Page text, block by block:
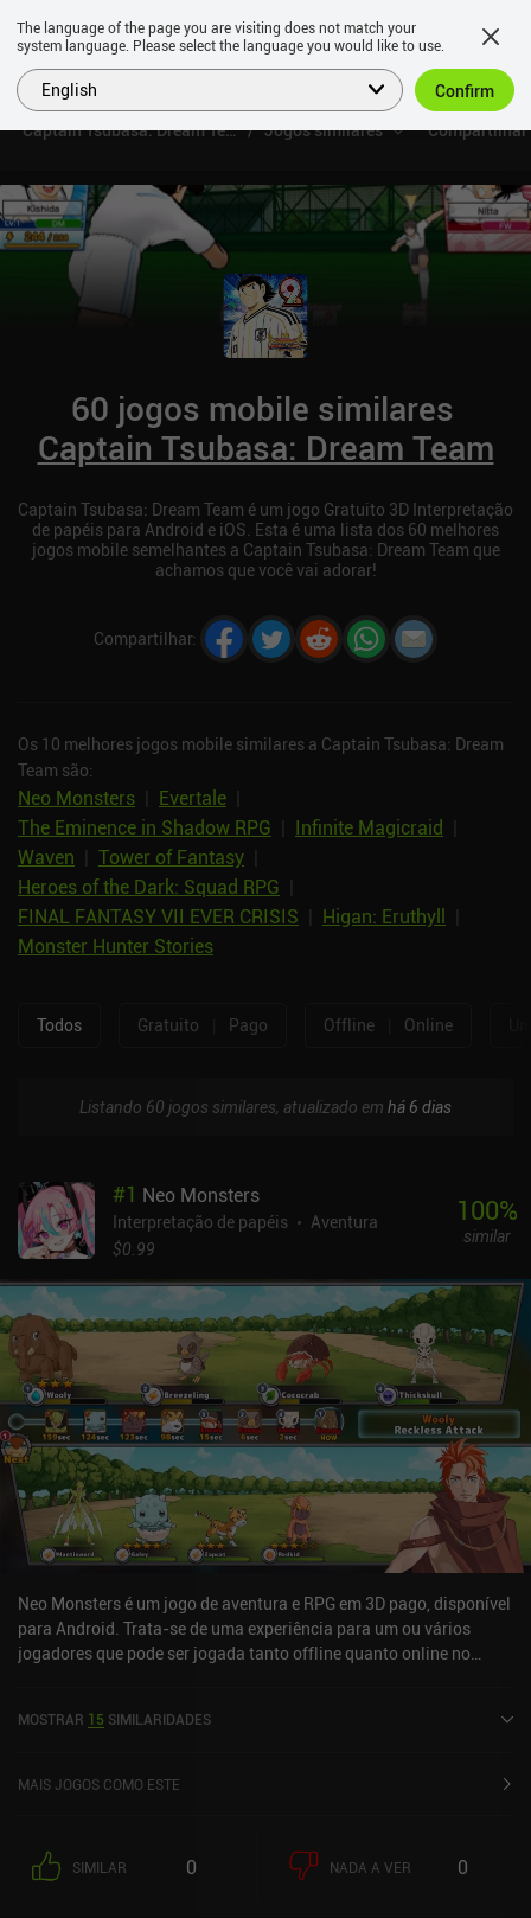
Captain Tsubasa: Dream Team Jogos similares Compartilhar
60 jogos mobile similares
Captain Tsubasa: Dream Team
Captain Tsubasa: Dream Team é um jogo Gratuito 3D Interpretação
de papéis para Android e iOS. Esta é uma lista dos 60 melhores
jogos mobile semelhantes a Captain Tsubasa: Dream Team que
achamos que você vai adorar!
Compartilhar:
Os 10 melhores jogos mobile similares a Captain Tsubasa: Dream
Team são:
Neo Monsters Evertale
The Eminence in Shadow RPG
Infinite Magicraid
Waven
Tower of Fantasy
Heroes of the Dark: Squad RPG
FINAL FANTASY VII EVER CRISIS
Higan: Eruthyll
Monster Hunter Stories
Todos Gratuito Pago Offline Online
Listando 60 jogos similares, atualizado em há 6 dias
#1 Neo Monsters
Interpretação de papéis
Aventura
$0.99
100%
similar
Neo Monsters é um jogo de aventura e RPG em 3D pago, disponível
para Android. Trata-se de uma experiência para um ou vários
jogadores que pode ser jogada tanto offline quanto online no
2016 e tem uma avaliação atual de 4,6 de 5,0 no Google Play.
MOSTRAR 15 SIMILARIDADES
MAIS JOGOS COMO ESTE
SIMILAR 0 NADA A VER 0
The language of the page you are visiting does not match your
system language. Please select the language you would like to use.
English Confirm